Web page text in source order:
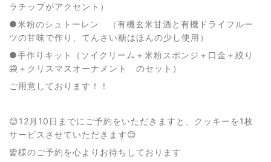
ラチップがアクセント）
●米粉のシュトーレン （有機玄米甘酒と有機ドライフルー
ツの甘味で作り、てんさい糖はほんの少し使用）
●手作りキット（ソイクリーム＋米粉スポンジ＋口金＋絞り
袋＋クリスマスオーナメント のセット）
ご用意しております！！
😊12月10日までにご予約をいただきますと、クッキーを1枚
サービスさせていただきます😊
皆様のご予約を心よりお待ちしております